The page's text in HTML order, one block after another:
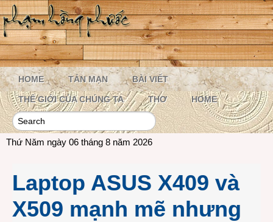
HOME TẢN MẠN BÀI VIẾT
THẾ GIỚI CỦA CHÚNG TA THƠ HOME
Thứ Năm ngày 06 tháng 8 năm 2026
Laptop ASUS X409 và
X509 mạnh mẽ nhưng